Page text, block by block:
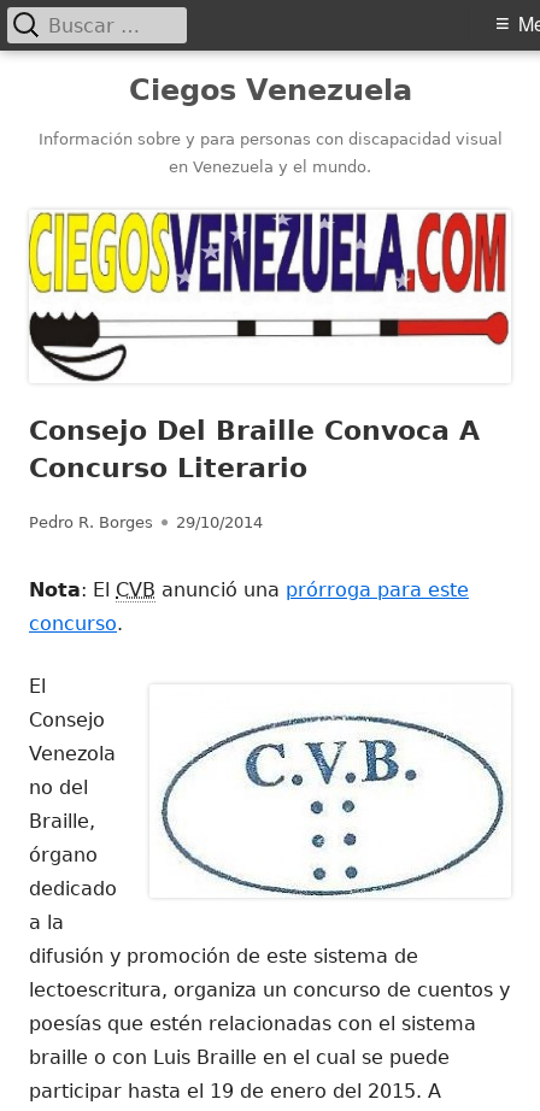
contenido
Ciegos Venezuela
Información sobre y para personas con discapacidad visual
en Venezuela y el mundo.
Menú
principal
Buscar:
Consejo Del Braille Convoca A
Concurso Literario
Autor
Pedro R. Borges Publicado
29/10/2014
Nota: El CVB anunció una prórroga para este
concurso.
El
Consejo
Venezola
no del
Braille,
órgano
dedicado
a la
difusión y promoción de este sistema de
lectoescritura, organiza un concurso de cuentos y
poesías que estén relacionadas con el sistema
braille o con Luis Braille en el cual se puede
participar hasta el 19 de enero del 2015. A